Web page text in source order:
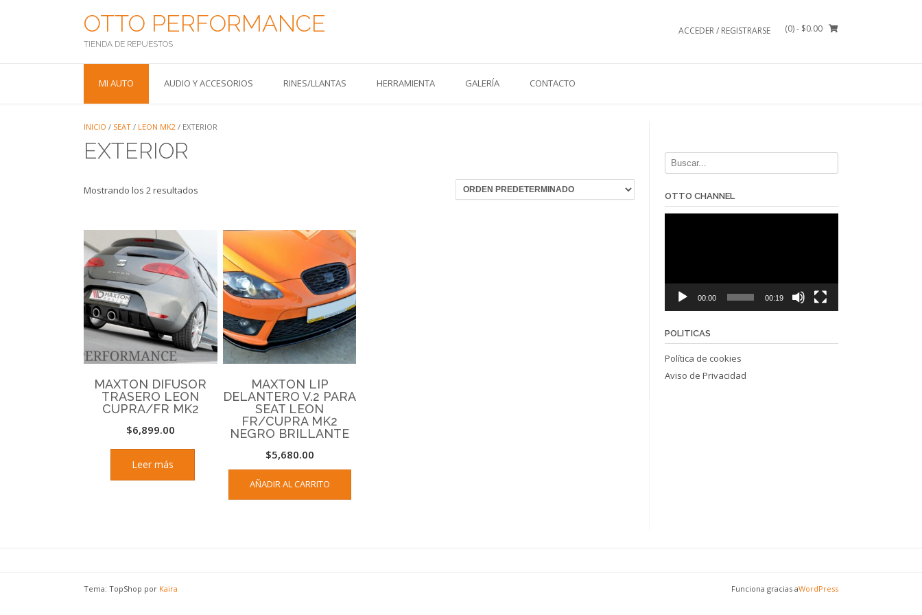
OTTO PERFORMANCE
TIENDA DE REPUESTOS
ACCEDER / REGISTRARSE (0)- $0.00
MI AUTO AUDIO Y ACCESORIOS RINES/LLANTAS HERRAMIENTA GALERÍA CONTACTO
INICIO / SEAT / LEON MK2 / EXTERIOR
EXTERIOR
Mostrando los 2 resultados
MAXTON DIFUSOR
TRASERO LEON
CUPRA/FR MK2
$6,899.00
Leer más
MAXTON LIP
DELANTERO V.2 PARA
SEAT LEON
FR/CUPRA MK2
NEGRO BRILLANTE
$5,680.00
AÑADIR AL CARRITO
OTTO CHANNEL
00:00 00:19
POLITICAS
Política de cookies
Aviso de Privacidad
Tema: TopShop por Kaira Funciona gracias aWordPress